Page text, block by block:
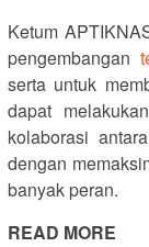
Ketum
pengembangan
serta untuk
dapat
kolaborasi
dengan
banyak peran.
READ MORE